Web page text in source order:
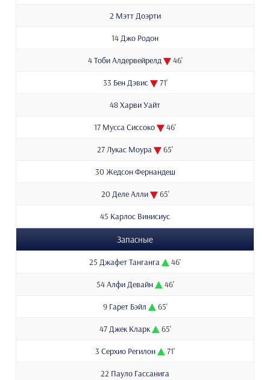
2 Мэтт Доэрти
14Джо Родон
4Тоби Алдервейрелд 46'
33 Бен Дэвис 71'
48Харви Уайт
17 Мусса Сиссоко 46'
27Лукас Моура 65'
30 Жедсон Фернандеш
20 Деле Алли 65'
45 Карлос Винисиус
Запасные
25 Джафет Танганга 46'
54Алфи Девайн 46'
9 Гарет Бэйл 65'
47Джек Кларк 65'
3 Серхио Регилон 71'
22 Пауло Гассанига